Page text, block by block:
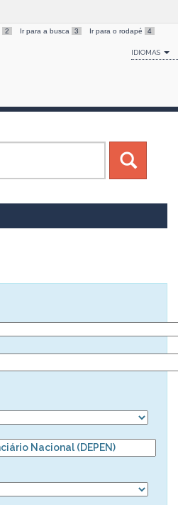
2 Ir para a busca 3 Ir para o rodapé 4
IDIOMAS